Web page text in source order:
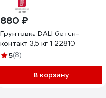
880 ₽
Грунтовка DALI бетон-
контакт 3,5 кг 1 22810
5(8)
В корзину